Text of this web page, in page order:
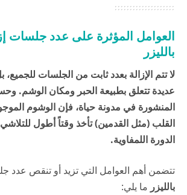
العوامل المؤثرة على عدد جلسات
بالليزر
لا تتم الإزالة بعدد ثابت من الجلسات للجميع،
عديدة تتعلق بطبيعة الحبر ومكان الوشم.
المنشورة في مدونة حياة، فإن الوشوم
القلب (مثل القدمين) تأخذ وقتاً أطول
الدورة اللمفاوية.
تتضمن أهم العوامل التي تزيد أو تنقص عدد
بالليزر ما يلي: